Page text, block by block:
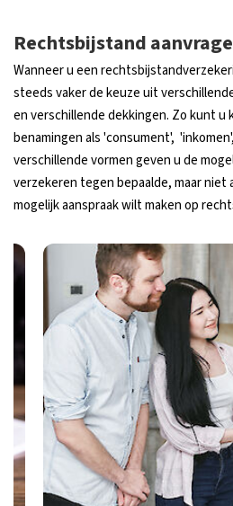
Rechtsbijstand
Wanneer u een
steeds vaker de keuze uit
en verschillende dekkingen. Zo kunt u
benamingen als 'consument',
verschillende vormen geven u de
verzekeren tegen bepaalde, maar niet
mogelijk aanspraak wilt maken op